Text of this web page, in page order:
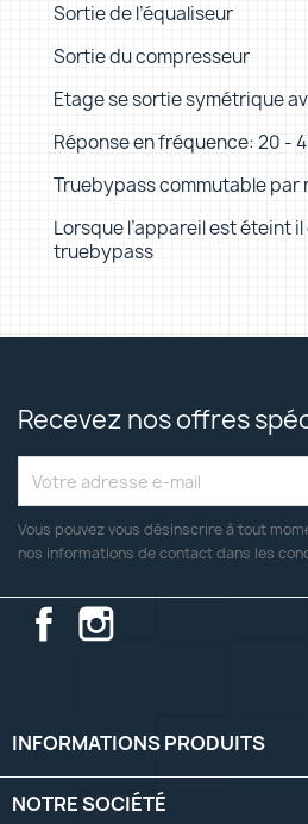
Sortie de l’équaliseur
Sortie du compresseur
Etage se sortie symétrique
Réponse en fréquence: 20 -
Truebypass commutable par
Lorsque l’appareil est éteint
truebypass
Recevez nos offres
Vous pouvez vous désinscrire à tout
nos informations de contact dans les
Facebook
INFORMATIONS PRODUITS
NOTRE SOCIÉTÉ